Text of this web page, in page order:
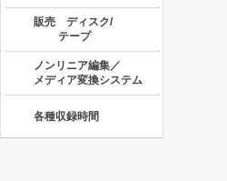
販売 ディスク/
テープ
ノンリニア編集／
メディア変換システム
各種収録時間